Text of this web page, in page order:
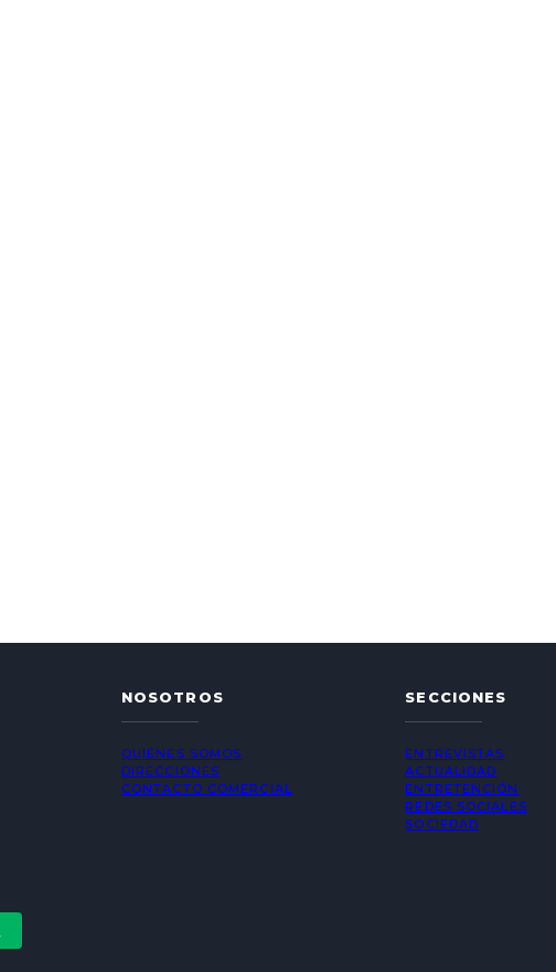
NOSOTROS
QUIÉNES SOMOS
DIRECCIONES
CONTACTO COMERCIAL
SECCIONES
ENTREVISTAS
ACTUALIDAD
ENTRETENCIÓN
REDES SOCIALES
SOCIEDAD